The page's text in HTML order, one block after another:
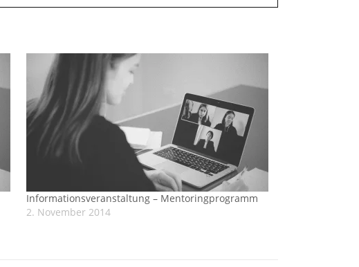
Informationsveranstaltung – Mentoringprogramm
2. November 2014